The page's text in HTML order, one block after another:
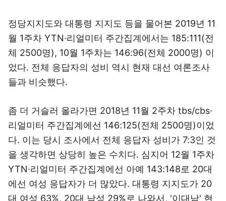
정당지지도와 대통령 지지도 등을 물어본 2019년 11
월 1주차 YTN·리얼미터 주간집계에서는 185:111(전
체 2500명), 10월 1주차는 146:96(전체 2000명) 이
었다. 전체 응답자의 성비 역시 현재 대선 여론조사
들과 비슷했다.
좀 더 거슬러 올라가면 2018년 11월 2주차 tbs/cbs·
리얼미터 주간집계에선 146:125(전체 2500명)이었
다. 이는 당시 조사에서 전체 응답자 성비가 7:3인 것
을 생각하면 상당히 높은 수치다. 심지어 12월 1주차
YTN·리얼미터 주간집계에선 아예 143:148로 20대
에선 여성 응답자가 더 많았다. 대통령 지지도가 20
대 여성 63%, 20대 남성 29%로 나와서, '이대남' 현